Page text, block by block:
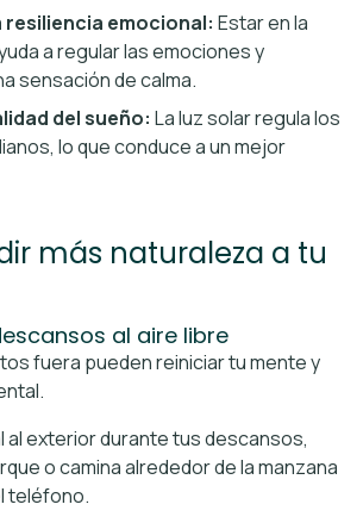
resiliencia emocional: Estar en la
a regular las emociones y
sensación de calma.
del sueño: La luz solar regula los
lo que conduce a un mejor
más naturaleza a tu
al aire libre
fuera pueden reiniciar tu mente y
al exterior durante tus descansos,
o camina alrededor de la manzana
teléfono.